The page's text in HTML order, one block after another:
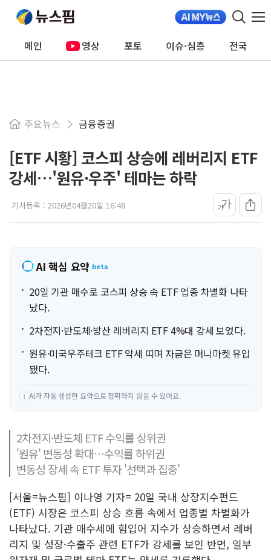
메인 영상 포토 이슈·심층 전국
주요뉴스 금융증권
[ETF 시황] 코스피 상승에 레버리지 ETF
강세…'원유·우주' 테마는 하락
기사등록 : 2026년04월20일 16:48 가가
AI 핵심 요약 beta
20일 기관 매수로 코스피 상승 속 ETF 업종 차별화 나타
났다.
2차전지·반도체·방산 레버리지 ETF 4%대 강세 보였다.
원유·미국우주테크 ETF 약세 띠며 자금은 머니마켓 유입
됐다.
! AI가 자동 생성한 요약으로 정확하지 않을 수 있어요.
2차전지·반도체 ETF 수익률 상위권
'원유' 변동성 확대…수익률 하위권
변동성 장세 속 ETF 투자 '선택과 집중'
[서울=뉴스핌] 이나영 기자= 20일 국내 상장지수펀드
(ETF) 시장은 코스피 상승 흐름 속에서 업종별 차별화가
나타났다. 기관 매수세에 힘입어 지수가 상승하면서 레버
리지 및 성장·수출주 관련 ETF가 강세를 보인 반면, 일부